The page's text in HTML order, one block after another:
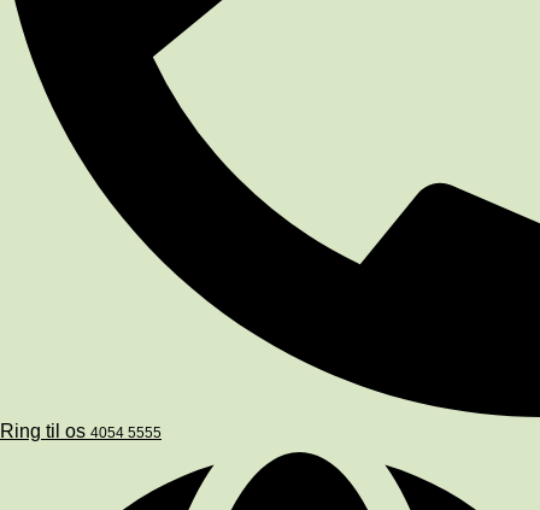
Ring til os 4054 5555